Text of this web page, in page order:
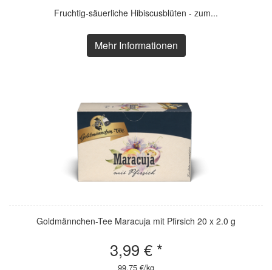
Fruchtig-säuerliche Hibiscusblüten - zum...
Mehr Informationen
Goldmännchen-Tee Maracuja mit Pfirsich 20 x 2.0 g
3,99 € *
99,75 €/kg